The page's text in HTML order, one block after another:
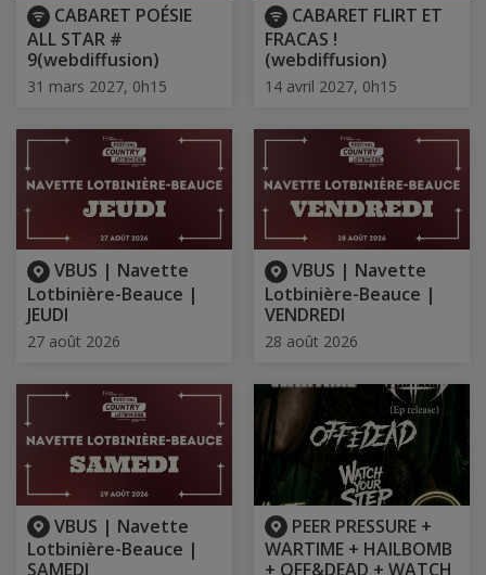
CABARET POÉSIE
ALL STAR #
9(webdiffusion)
31 mars 2027, 0h15
CABARET FLIRT ET
FRACAS !
(webdiffusion)
14 avril 2027, 0h15
VBUS | Navette
Lotbinière-Beauce |
JEUDI
27 août 2026
VBUS | Navette
Lotbinière-Beauce |
VENDREDI
28 août 2026
VBUS | Navette
Lotbinière-Beauce |
SAMEDI
PEER PRESSURE +
WARTIME + HAILBOMB
+ OFF&DEAD + WATCH